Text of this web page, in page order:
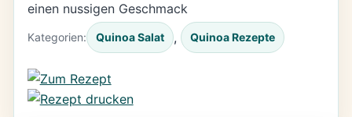
einen nussigen Geschmack
Kategorien: Quinoa Salat , Quinoa Rezepte